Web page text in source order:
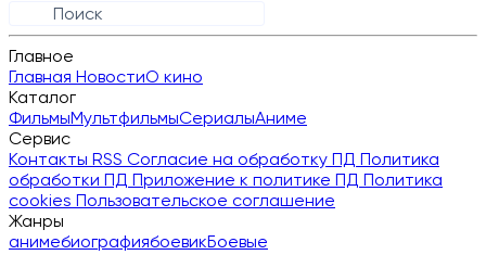
Главное
Главная НовостиО кино
Каталог
ФильмыМультфильмыСериалыАниме
Сервис
Контакты RSS Согласие на обработку ПД Политика
обработки ПД Приложение к политике ПД Политика
cookies Пользовательское соглашение
Жанры
анимебиографиябоевикБоевые